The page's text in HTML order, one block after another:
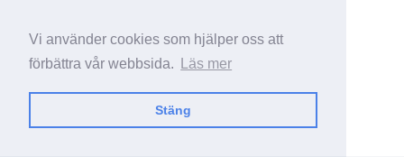
Vi använder cookies som hjälper oss att
förbättra vår webbsida.
Läs mer
Stäng